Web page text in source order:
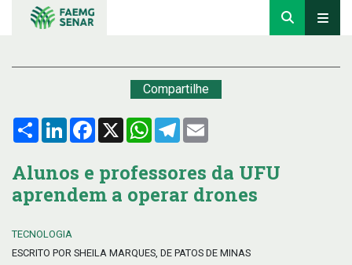
Compartilhe
Compartilhar
LinkedInFacebook
X WhatsApp
Telegram
Alunos e professores da UFU
aprendem a operar drones
TECNOLOGIA
ESCRITO POR SHEILA MARQUES, DE PATOS DE MINAS